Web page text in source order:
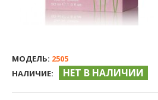
МОДЕЛЬ: 2505
НАЛИЧИЕ:
НЕТ В НАЛИЧИИ